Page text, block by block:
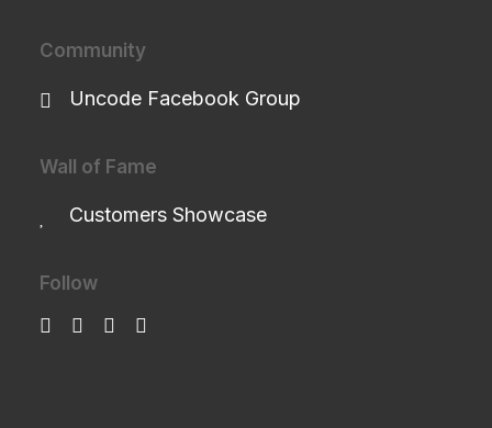
Community
Uncode Facebook Group
Wall of Fame
Customers Showcase
Follow